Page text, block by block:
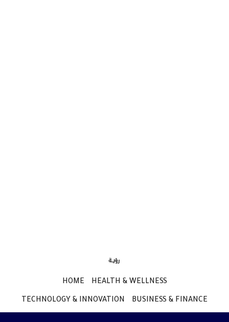
HOME HEALTH & WELLNESS
TECHNOLOGY & INNOVATION BUSINESS & FINANCE